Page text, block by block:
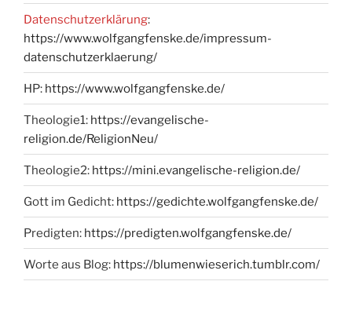
Datenschutzerklärung:
https://www.wolfgangfenske.de/impressum-
datenschutzerklaerung/
HP: https://www.wolfgangfenske.de/
Theologie1: https://evangelische-
religion.de/ReligionNeu/
Theologie2: https://mini.evangelische-religion.de/
Gott im Gedicht: https://gedichte.wolfgangfenske.de/
Predigten: https://predigten.wolfgangfenske.de/
Worte aus Blog: https://blumenwieserich.tumblr.com/